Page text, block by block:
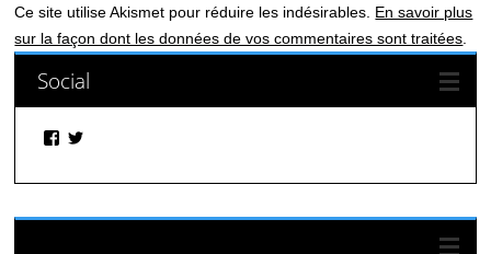
Ce site utilise Akismet pour réduire les indésirables. En savoir plus
sur la façon dont les données de vos commentaires sont traitées
Social
Facebook